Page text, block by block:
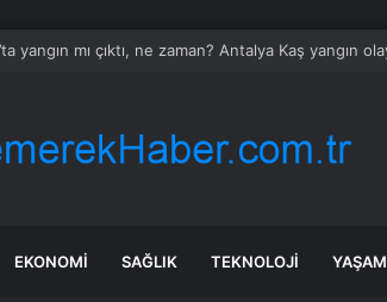
saldırısı; 7 ölü, 15 yaralı
EKONOMI SAĞLIK TEKNOLOJI YAŞAM